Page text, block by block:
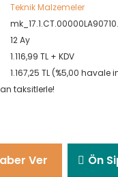
Teknik Malzemeler
12 Ay
1.116,99 TL + KDV
1.167,25 TL (%5,00 havale
taksitlerle!
Ver Ön